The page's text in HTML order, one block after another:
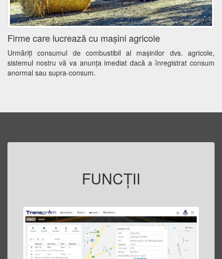
Firme care lucrează cu maşini agricole
Urmăriți consumul de combustibil al mașinilor dvs. agricole,
sistemul nostru vă va anunţa imediat dacă a înregistrat consum
anormal sau supra-consum.
FUNCŢII